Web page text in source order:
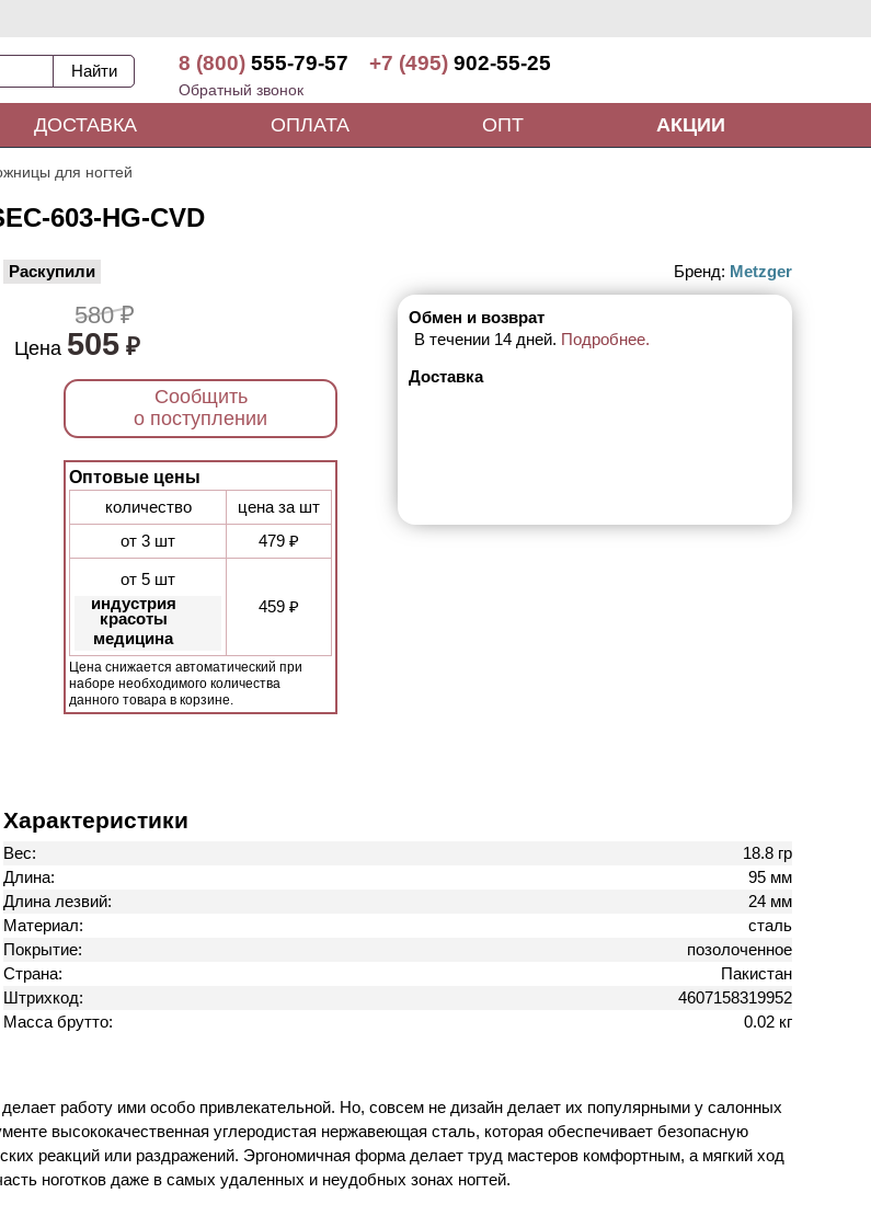
8 (800) 555-79-57 +7 (495) 902-55-25
Обратный звонок
ДОСТАВКА ОПЛАТА ОПТ АКЦИИ
для ногтей
603-HG-CVD
Раскупили Бренд: Metzger
580 ₽
Цена 505 ₽
Сообщить
о поступлении
Оптовые цены
количество
цена за шт
от 3 шт
479 ₽
от 5 шт
индустрия
красоты
медицина
459 ₽
Цена снижается автоматический при
наборе необходимого количества
данного товара в корзине.
Обмен и возврат
В течении 14 дней. Подробнее.
Доставка
Характеристики
Вес:
18.8 гр
Длина:
95 мм
Длина лезвий:
24 мм
Материал:
сталь
Покрытие:
позолоченное
Страна:
Пакистан
Штрихкод:
4607158319952
Масса брутто:
0.02 кг
работу ими особо привлекательной. Но, совсем не дизайн делает их популярными у салонных
высококачественная углеродистая нержавеющая сталь, которая обеспечивает безопасную
реакций или раздражений. Эргономичная форма делает труд мастеров комфортным, а мягкий ход
ноготков даже в самых удаленных и неудобных зонах ногтей.